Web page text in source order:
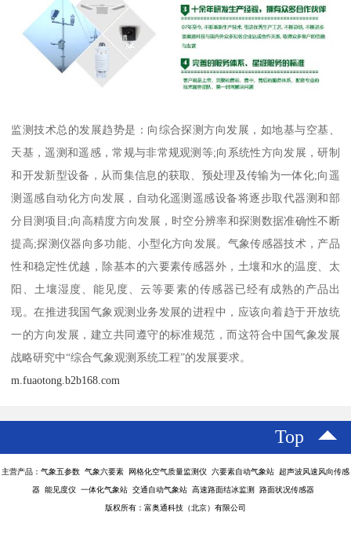
监测技术总的发展趋势是：向综合探测方向发展，如地基与空基、
天基，遥测和遥感，常规与非常规观测等;向系统性方向发展，研制
和开发新型设备，从而集信息的获取、预处理及传输为一体化;向遥
测遥感自动化方向发展，自动化遥测遥感设备将逐步取代器测和部
分目测项目;向高精度方向发展，时空分辨率和探测数据准确性不断
提高;探测仪器向多功能、小型化方向发展。气象传感器技术，产品
性和稳定性优越，除基本的六要素传感器外，土壤和水的温度、太
阳、土壤湿度、能见度、云等要素的传感器已经有成熟的产品出
现。在推进我国气象观测业务发展的进程中，应该向着趋于开放统
一的方向发展，建立共同遵守的标准规范，而这符合中国气象发展
战略研究中“综合气象观测系统工程”的发展要求。
m.fuaotong.b2b168.com
Top
主营产品：气象五参数 气象六要素 网格化空气质量监测仪 六要素自动气象站 超声波风速风向传感
器 能见度仪 一体化气象站 交通自动气象站 高速路面结冰监测 路面状况传感器
版权所有：富奥通科技（北京）有限公司